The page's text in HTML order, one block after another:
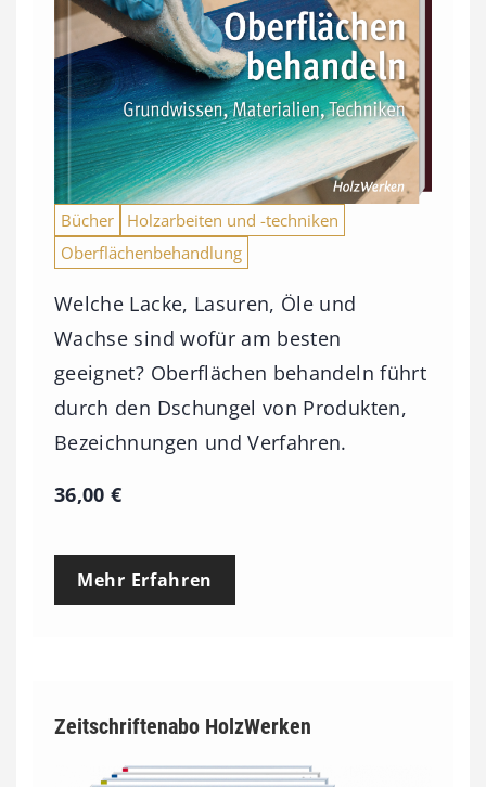
Bücher
Holzarbeiten und -techniken
Oberflächenbehandlung
Welche Lacke, Lasuren, Öle und
Wachse sind wofür am besten
geeignet? Oberflächen behandeln führt
durch den Dschungel von Produkten,
Bezeichnungen und Verfahren.
36,00€
Mehr Erfahren
Zeitschriftenabo HolzWerken